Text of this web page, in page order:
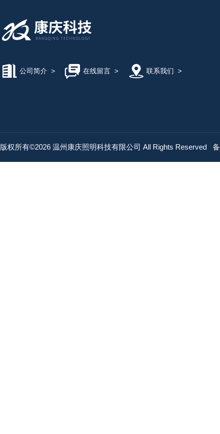
公司简介 > 在线留言> 联系我们 >
版权所有©2026 温州康庆照明科技有限公司 All Rights Reserved